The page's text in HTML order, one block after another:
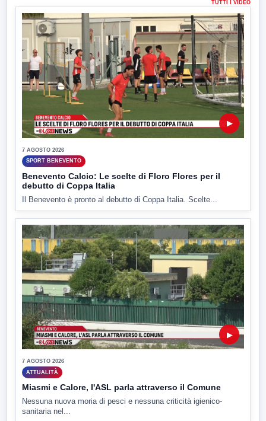
TUTTI I VIDEO
▶
7 AGOSTO 2026
SPORT BENEVENTO
Benevento Calcio: Le scelte di Floro Flores per il
debutto di Coppa Italia
Il Benevento è pronto al debutto di Coppa Italia. Scelte...
▶
7 AGOSTO 2026
ATTUALITÀ
Miasmi e Calore, l'ASL parla attraverso il Comune
Nessuna nuova moria di pesci e nessuna criticità igienico-
sanitaria nel...